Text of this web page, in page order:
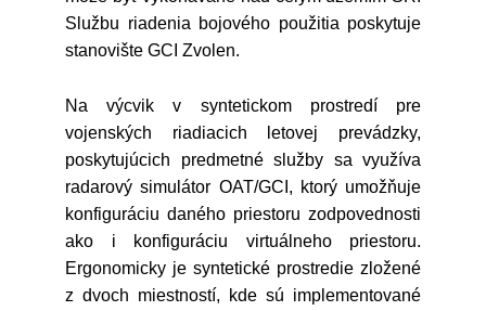
Službu riadenia bojového použitia poskytuje
stanovište GCI Zvolen.
Na výcvik v syntetickom prostredí pre
vojenských riadiacich letovej prevádzky,
poskytujúcich predmetné služby sa využíva
radarový simulátor OAT/GCI, ktorý umožňuje
konfiguráciu daného priestoru zodpovednosti
ako i konfiguráciu virtuálneho priestoru.
Ergonomicky je syntetické prostredie zložené
z dvoch miestností, kde sú implementované